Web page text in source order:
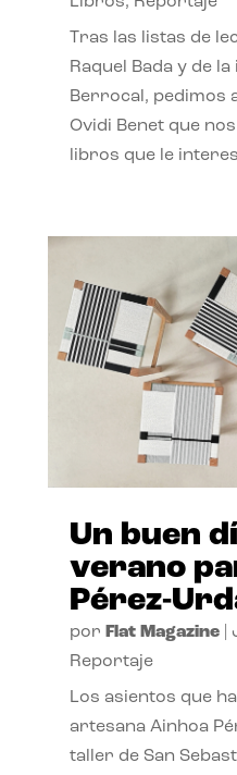
Tras las listas de
Raquel Bada y de
Berrocal, pedimos
Ovidi Benet que
libros que le
Un buen
verano
Pérez-
por Flat Magazine|
Reportaje
Los asientos que
artesana Ainhoa
taller de San